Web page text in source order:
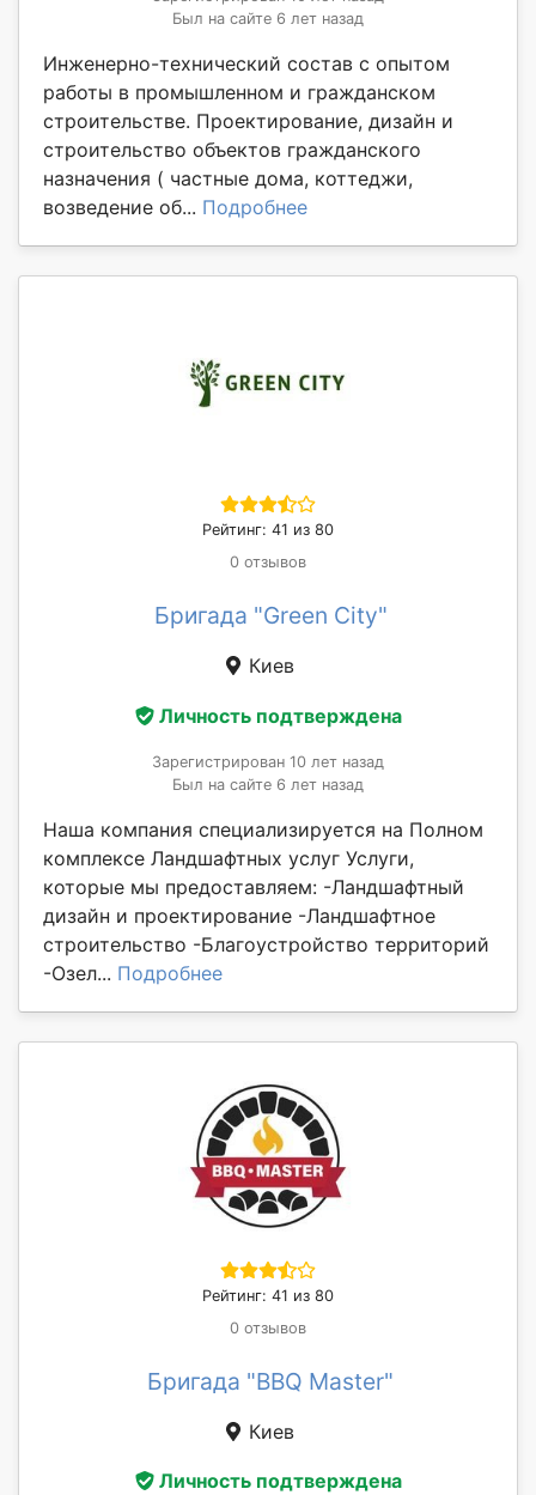
Был на сайте 6 лет назад
Инженерно-технический состав с опытом
работы в промышленном и гражданском
строительстве. Проектирование, дизайн и
строительство объектов гражданского
назначения ( частные дома, коттеджи,
возведение об... Подробнее
Рейтинг: 41 из 80
0 отзывов
Бригада "Green City"
Киев
Личность подтверждена
Зарегистрирован 10 лет назад
Был на сайте 6 лет назад
Наша компания специализируется на Полном
комплексе Ландшафтных услуг Услуги,
которые мы предоставляем: -Ландшафтный
дизайн и проектирование -Ландшафтное
строительство -Благоустройство территорий
-Озел... Подробнее
Рейтинг: 41 из 80
0 отзывов
Бригада "BBQ Master"
Киев
Личность подтверждена